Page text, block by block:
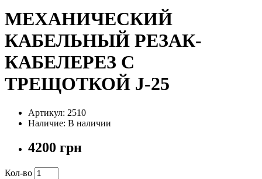
МЕХАНИЧЕСКИЙ
КАБЕЛЬНЫЙ РЕЗАК-
КАБЕЛЕРЕЗ С
ТРЕЩОТКОЙ J-25
Артикул: 2510
Наличие: В наличии
4200 грн
Кол-во